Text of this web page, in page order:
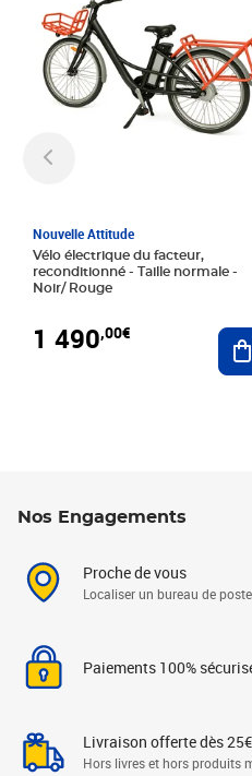
Nouvelle Attitude
Vélo électrique du facteur,
reconditionné - Taille normale -
Noir/ Rouge
1 490,00€
Nos Engagements
Proche de vous
Localiser un bureau de poste
Paiements 100%
Livraison offerte dès
Hors livres et hors produits